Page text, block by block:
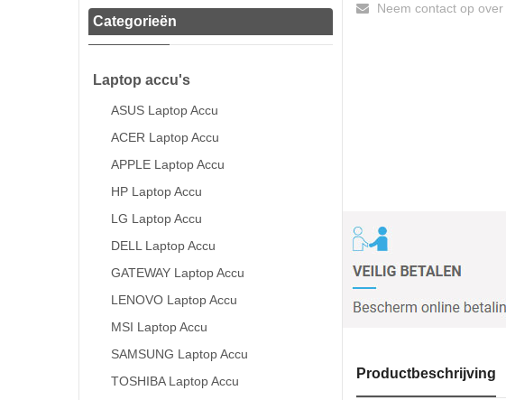
Categorieën
Laptop accu's
ASUS Laptop Accu
ACER Laptop Accu
APPLE Laptop Accu
HP Laptop Accu
LG Laptop Accu
DELL Laptop Accu
GATEWAY Laptop Accu
LENOVO Laptop Accu
MSI Laptop Accu
SAMSUNG Laptop Accu
TOSHIBA Laptop Accu
Neem contact op
Productbeschrijving